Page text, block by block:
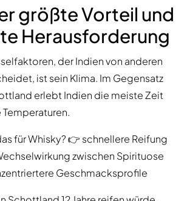
größte Vorteil und
Herausforderung
der Indien von anderen
ist sein Klima. Im Gegensatz
erlebt Indien die meiste Zeit
Temperaturen.
für Whisky? 👉 schnellere Reifung
zwischen Spirituose
Geschmacksprofile